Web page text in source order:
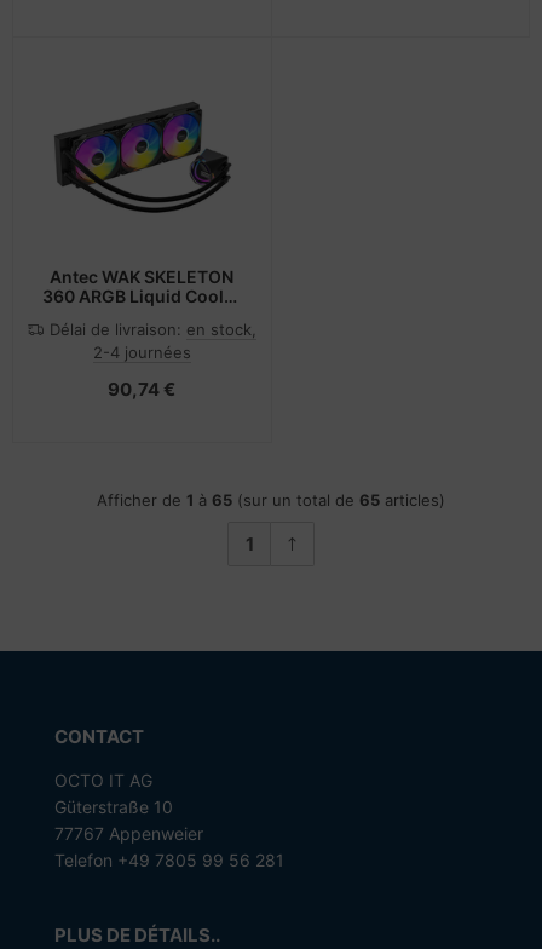
Antec WAK SKELETON
360 ARGB Liquid Cooler
Délai de livraison: en stock,
2-4 journées
90,74 €
Afficher de 1 à 65 (sur un total de 65 articles)
1
CONTACT
OCTO IT AG
Güterstraße 10
77767 Appenweier
Telefon +49 7805 99 56 281
PLUS DE DÉTAILS..